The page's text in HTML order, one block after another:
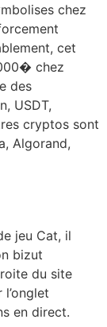
chez
cet
chez
des
USDT,
cryptos sont
Algorand,
jeu Cat, il
bizut
du site
en direct.